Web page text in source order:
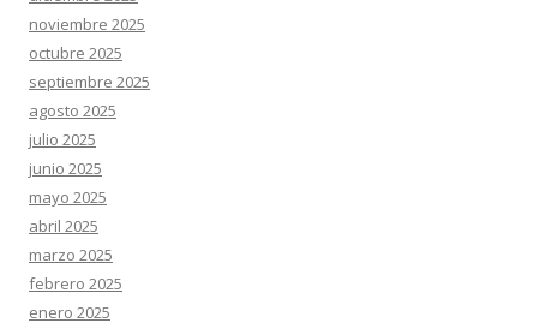
noviembre 2025
octubre 2025
septiembre 2025
agosto 2025
julio 2025
junio 2025
mayo 2025
abril 2025
marzo 2025
febrero 2025
enero 2025